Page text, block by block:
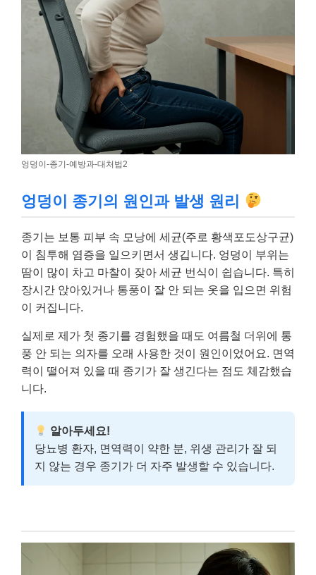
엉덩이-종기-예방과-대처법2
엉덩이 종기의 원인과 발생 원리
종기는 보통 피부 속 모낭에 세균(주로 황색포도상구균)
이 침투해 염증을 일으키면서 생깁니다. 엉덩이 부위는
땀이 많이 차고 마찰이 잦아 세균 번식이 쉽습니다. 특히
장시간 앉아있거나 통풍이 잘 안 되는 옷을 입으면 위험
이 커집니다.
실제로 제가 첫 종기를 경험했을 때도 여름철 더위에 통
풍 안 되는 의자를 오래 사용한 것이 원인이었어요. 면역
력이 떨어져 있을 때 종기가 잘 생긴다는 점도 체감했습
니다.
알아두세요!
당뇨병 환자, 면역력이 약한 분, 위생 관리가 잘 되
지 않는 경우 종기가 더 자주 발생할 수 있습니다.